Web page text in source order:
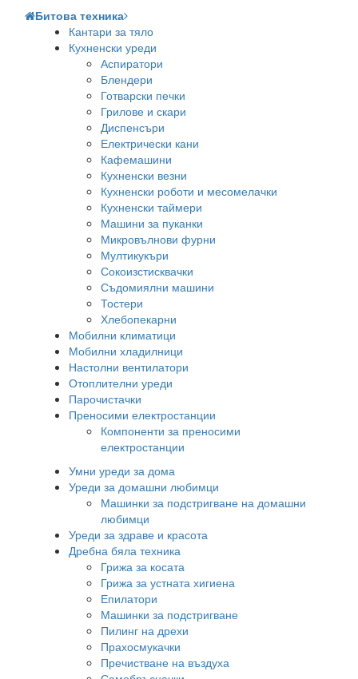
Битова техника
Кантари за тяло
Кухненски уреди
Аспиратори
Блендери
Готварски печки
Грилове и скари
Диспенсъри
Електрически кани
Кафемашини
Кухненски везни
Кухненски роботи и месомелачки
Кухненски таймери
Машини за пуканки
Микровълнови фурни
Мултикукъри
Сокоизстисквачки
Съдомиялни машини
Тостери
Хлебопекарни
Мобилни климатици
Мобилни хладилници
Настолни вентилатори
Отоплителни уреди
Парочистачки
Преносими електростанции
Компоненти за преносими
електростанции
Умни уреди за дома
Уреди за домашни любимци
Машинки за подстригване на домашни
любимци
Уреди за здраве и красота
Дребна бяла техника
Грижа за косата
Грижа за устната хигиена
Епилатори
Машинки за подстригване
Пилинг на дрехи
Прахосмукачки
Пречистване на въздуха